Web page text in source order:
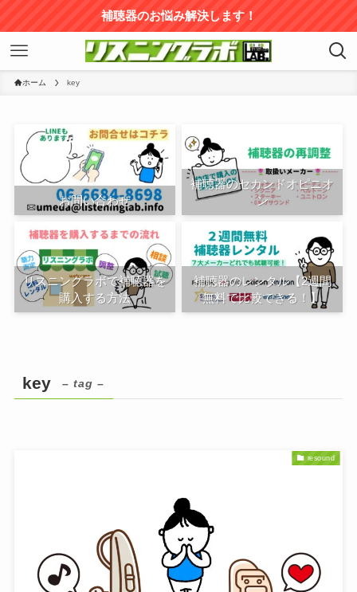
補聴器のお悩み解決します！
ホーム key
お問い合わせ
補聴器のセカンドオピニオ
ン
リスニングラボで補聴器を
購入する方法
補聴器のレンタル【2週間
無料で比較できる！】
key – tag –
resound